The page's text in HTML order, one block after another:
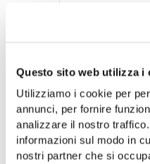
Questo sito web utilizza i
Utilizziamo i cookie per
annunci, per fornire
analizzare il nostro
informazioni sul modo in
nostri partner che si